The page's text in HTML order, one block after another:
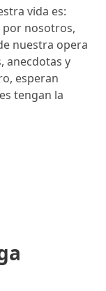
vida es:
por nosotros,
nuestra opera
anecdotas y
esperan
tengan la